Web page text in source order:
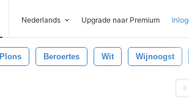
Nederlands Upgrade naar Premium
Plons Beroertes Wit Wijnoogst